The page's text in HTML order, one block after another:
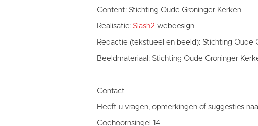
Content: Stichting Oude Groninger Kerken
Realisatie: Slash2 webdesign
Redactie (tekstueel en beeld): Stichting Oude
Beeldmateriaal: Stichting Oude Groninger
Contact
Heeft u vragen, opmerkingen of suggesties
Coehoornsingel 14